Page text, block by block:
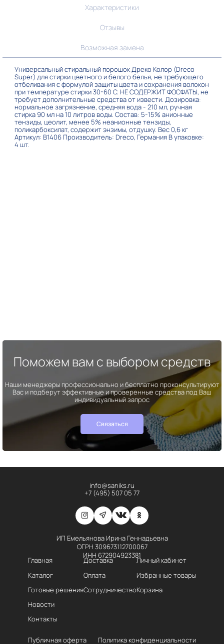
Характеристики
Отзывы
Возможная замена
Универсальный стиральный порошок Дреко Колор (Dreco
Super) для стирки цветного и белого белья, не требующего
отбеливания с формулой защиты цвета и сохранения волокон
при температуре стирки 30-60 С. НЕ СОДЕРЖИТ ФОСФАТЫ, не
требует дополнительные средства от извести. Дозировка:
нормальное загрязнение, средняя вода - 210 мл, ручная
стирка 90 мл на 10 литров воды. Состав: 5-15% анионные
тензиды, цеолит, менее 5% неанионные тензиды,
поликарбоксилат, содержит энзимы, отдушку. Вес 0,6 кг
Артикул: B1406 Производитель: Dreco, Германия В упаковке:
4 шт.
Поможем вам с выбором средств
Наши менеджеры профессионально и бесплатно проконсультируют
Вас и подберут эффективные и проверенные средства под Ваш
индивидуальный запрос
Связаться
info@saniks.ru
+7 (495) 507 05 77
ИП Емельянова Ирина Геннадьевна
ОГРН 309673112700067
ИНН 672904923381
Главная
Каталог
Готовые решения
Новости
Контакты
Доставка
Оплата
Сотрудничество
Личный кабинет
Избранные товары
Корзина
Публичная оферта Политика конфиденциальности